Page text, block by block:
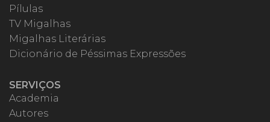
Pílulas
TV Migalhas
Migalhas Literárias
Dicionário de Péssimas Expressões
SERVIÇOS
Academia
Autores